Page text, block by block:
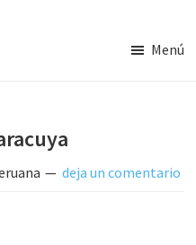
Menú
deja un comentario